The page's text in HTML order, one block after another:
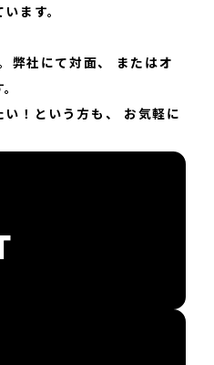
ます。
弊社にて対面、
またはオ
！という方も、
お気軽に